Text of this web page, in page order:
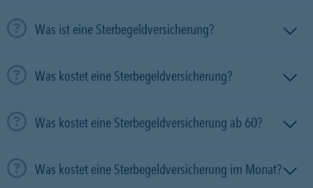
Was ist eine Sterbegeldversicherung?
Was kostet eine Sterbegeldversicherung?
Was kostet eine Sterbegeldversicherung ab 60?
Was kostet eine Sterbegeldversicherung im Monat?